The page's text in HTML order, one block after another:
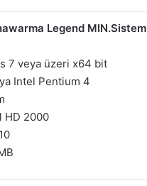
Legend MIN.Sistem
7 veya üzeri x64 bit
Intel Pentium 4
HD 2000